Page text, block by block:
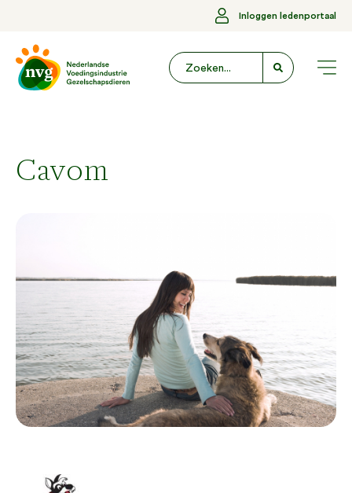
Inloggen ledenportaal
Cavom